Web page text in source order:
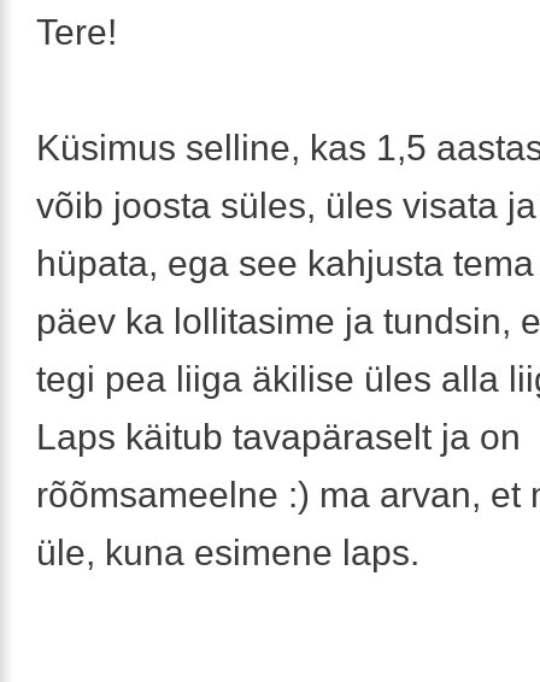
Tere!
Küsimus selline, kas 1,5
võib joosta süles, üles visata
hüpata, ega see kahjusta
päev ka lollitasime ja tundsin,
tegi pea liiga äkilise üles alla
Laps käitub tavapäraselt ja on
rõõmsameelne :) ma arvan, et
üle, kuna esimene laps.